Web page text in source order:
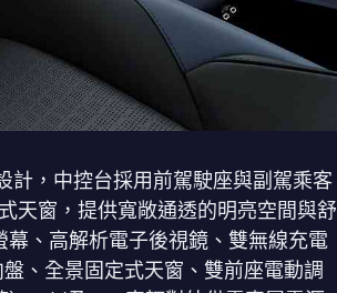
計，中控台採用前駕駛座與副駕乘客
天窗，提供寬敞通透的明亮空間與舒
、高解析電子後視鏡、雙無線充電
、全景固定式天窗、雙前座電動調